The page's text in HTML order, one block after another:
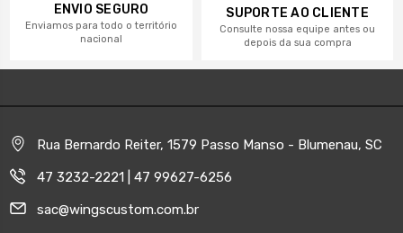
ENVIO SEGURO
Enviamos para todo o território
nacional
SUPORTE AO CLIENTE
Consulte nossa equipe antes ou
depois da sua compra
Rua Bernardo Reiter, 1579 Passo Manso - Blumenau, SC
47 3232-2221 | 47 99627-6256
sac@wingscustom.com.br